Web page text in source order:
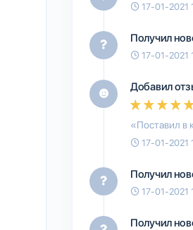
17-01-2021
Получил
17-01-2021
Добавил
«Поставил в
17-01-2021
Получил
17-01-2021
Получил